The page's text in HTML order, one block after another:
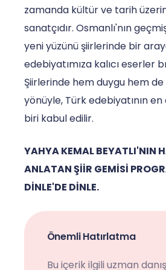
zamanda kültür ve tarih
sanatçıdır. Osmanlı'nın
yeni yüzünü şiirlerinde bir
edebiyatımıza kalıcı eserler
Şiirlerinde hem duygu hem
yönüyle, Türk edebiyatının
biri kabul edilir.
YAHYA KEMAL BEYATLI'NIN
ANLATAN ŞİİR GEMİSİ
DİNLE'DE DİNLE.
Önemli Hatırlatma
Bu içerik ilgili uzman